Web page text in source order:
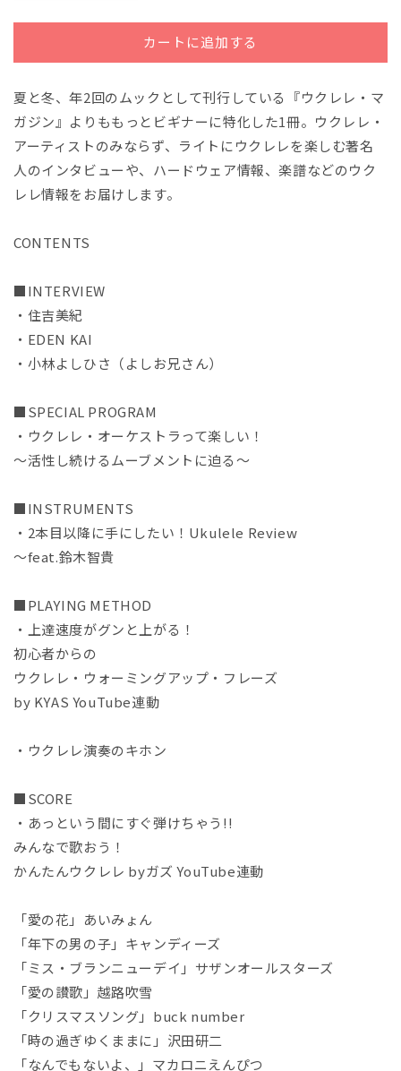
て
の
ウ
ク
レ・
ッ
Ｖ
ｏ
ｌ．
４
２
２
４
の
量
を
て
の
ウ
ク
レ・
４
２
２
４
の
量
を
カートに追加する
夏と冬、年2回のムックとして刊行している『ウクレレ・マ
ガジン』よりももっとビギナーに特化した1冊。ウクレレ・
アーティストのみならず、ライトにウクレレを楽しむ著名
人のインタビューや、ハードウェア情報、楽譜などのウク
レレ情報をお届けします。
CONTENTS
■INTERVIEW
・住吉美紀
・EDEN KAI
・小林よしひさ（よしお兄さん）
■SPECIAL PROGRAM
・ウクレレ・オーケストラって楽しい！
～活性し続けるムーブメントに迫る～
■INSTRUMENTS
・2本目以降に手にしたい！Ukulele Review
～feat.鈴木智貴
■PLAYING METHOD
・上達速度がグンと上がる！
初心者からの
ウクレレ・ウォーミングアップ・フレーズ
by KYAS YouTube連動
・ウクレレ演奏のキホン
■SCORE
・あっという間にすぐ弾けちゃう!!
みんなで歌おう！
かんたんウクレレ byガズ YouTube連動
「愛の花」あいみょん
「年下の男の子」キャンディーズ
「ミス・ブランニューデイ」サザンオールスターズ
「愛の讃歌」越路吹雪
「クリスマスソング」buck number
「時の過ぎゆくままに」沢田研二
「なんでもないよ、」マカロニえんぴつ